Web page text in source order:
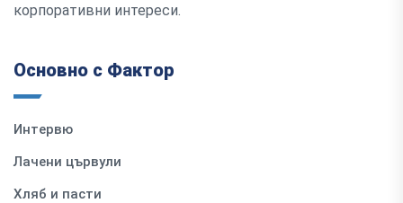
корпоративни интереси.
Основно с Фактор
Интервю
Лачени цървули
Хляб и пасти